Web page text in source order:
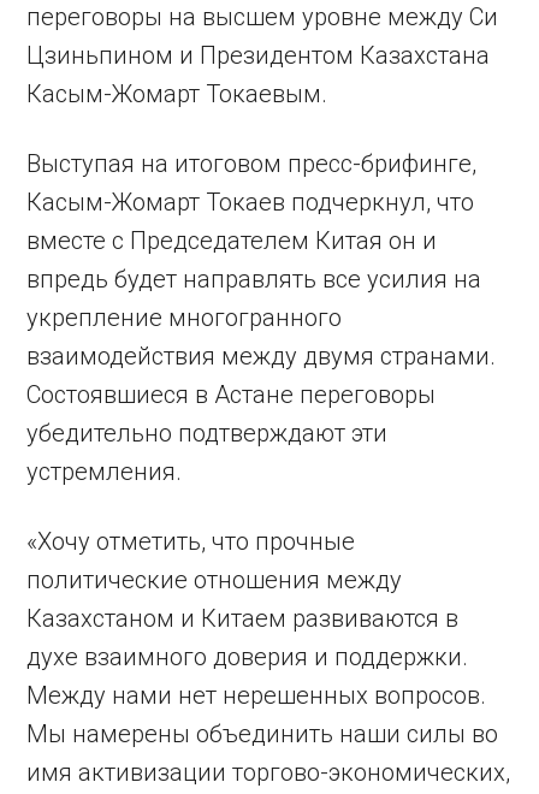
переговоры на высшем уровне между Си
Цзиньпином и Президентом Казахстана
Касым-Жомарт Токаевым.
Выступая на итоговом пресс-брифинге,
Касым-Жомарт Токаев подчеркнул, что
вместе с Председателем Китая он и
впредь будет направлять все усилия на
укрепление многогранного
взаимодействия между двумя странами.
Состоявшиеся в Астане переговоры
убедительно подтверждают эти
устремления.
«Хочу отметить, что прочные
политические отношения между
Казахстаном и Китаем развиваются в
духе взаимного доверия и поддержки.
Между нами нет нерешенных вопросов.
Мы намерены объединить наши силы во
имя активизации торгово-экономических,